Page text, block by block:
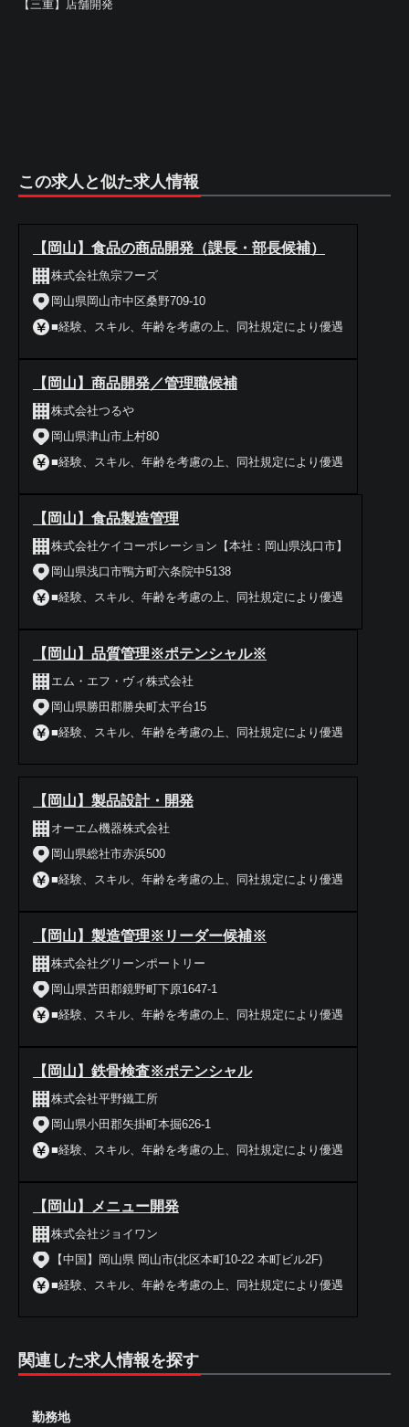
【三重】店舗開発
この求人と似た求人情報
【岡山】食品の商品開発（課長・部長候補）
株式会社魚宗フーズ
岡山県岡山市中区桑野709-10
■経験、スキル、年齢を考慮の上、同社規定により優遇
【岡山】商品開発／管理職候補
株式会社つるや
岡山県津山市上村80
■経験、スキル、年齢を考慮の上、同社規定により優遇
【岡山】食品製造管理
株式会社ケイコーポレーション【本社：岡山県浅口市】
岡山県浅口市鴨方町六条院中5138
■経験、スキル、年齢を考慮の上、同社規定により優遇
【岡山】品質管理※ポテンシャル※
エム・エフ・ヴィ株式会社
岡山県勝田郡勝央町太平台15
■経験、スキル、年齢を考慮の上、同社規定により優遇
【岡山】製品設計・開発
オーエム機器株式会社
岡山県総社市赤浜500
■経験、スキル、年齢を考慮の上、同社規定により優遇
【岡山】製造管理※リーダー候補※
株式会社グリーンポートリー
岡山県苫田郡鏡野町下原1647-1
■経験、スキル、年齢を考慮の上、同社規定により優遇
【岡山】鉄骨検査※ポテンシャル
株式会社平野鐵工所
岡山県小田郡矢掛町本掘626-1
■経験、スキル、年齢を考慮の上、同社規定により優遇
【岡山】メニュー開発
株式会社ジョイワン
【中国】岡山県 岡山市(北区本町10-22 本町ビル2F)
■経験、スキル、年齢を考慮の上、同社規定により優遇
関連した求人情報を探す
勤務地